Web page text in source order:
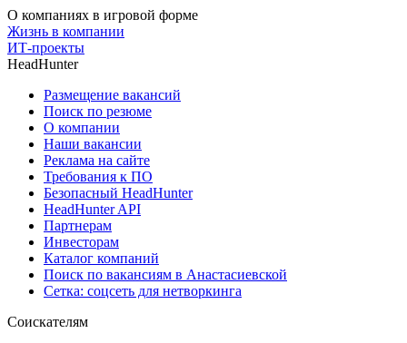
О компаниях в игровой форме
Жизнь в компании
ИТ-проекты
HeadHunter
Размещение вакансий
Поиск по резюме
О компании
Наши вакансии
Реклама на сайте
Требования к ПО
Безопасный HeadHunter
HeadHunter API
Партнерам
Инвесторам
Каталог компаний
Поиск по вакансиям в Анастасиевской
Сетка: соцсеть для нетворкинга
Соискателям